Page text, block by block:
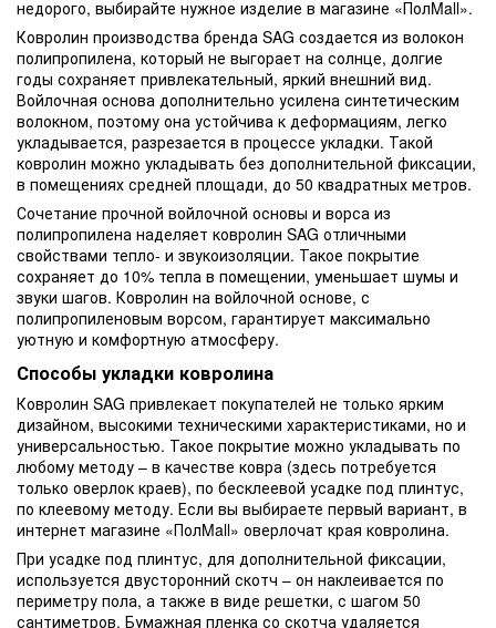
недорого, выбирайте нужное изделие в магазине «ПолMall».
Ковролин производства бренда SAG создается из волокон
полипропилена, который не выгорает на солнце, долгие
годы сохраняет привлекательный, яркий внешний вид.
Войлочная основа дополнительно усилена синтетическим
волокном, поэтому она устойчива к деформациям, легко
укладывается, разрезается в процессе укладки. Такой
ковролин можно укладывать без дополнительной фиксации,
в помещениях средней площади, до 50 квадратных метров.
Сочетание прочной войлочной основы и ворса из
полипропилена наделяет ковролин SAG отличными
свойствами тепло- и звукоизоляции. Такое покрытие
сохраняет до 10% тепла в помещении, уменьшает шумы и
звуки шагов. Ковролин на войлочной основе, с
полипропиленовым ворсом, гарантирует максимально
уютную и комфортную атмосферу.
Способы укладки ковролина
Ковролин SAG привлекает покупателей не только ярким
дизайном, высокими техническими характеристиками, но и
универсальностью. Такое покрытие можно укладывать по
любому методу – в качестве ковра (здесь потребуется
только оверлок краев), по бесклеевой усадке под плинтус,
по клеевому методу. Если вы выбираете первый вариант, в
интернет магазине «ПолMall» оверлочат края ковролина.
При усадке под плинтус, для дополнительной фиксации,
используется двусторонний скотч – он наклеивается по
периметру пола, а также в виде решетки, с шагом 50
сантиметров. Бумажная пленка со скотча удаляется